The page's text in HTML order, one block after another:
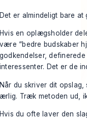
Det er almindeligt bare
Hvis en oplægsholder
være “bedre budskaber
godkendelser,
interessenter. Det er de
Når du skriver dit
ærlig. Træk metoden ud,
Hvis du ofte laver den